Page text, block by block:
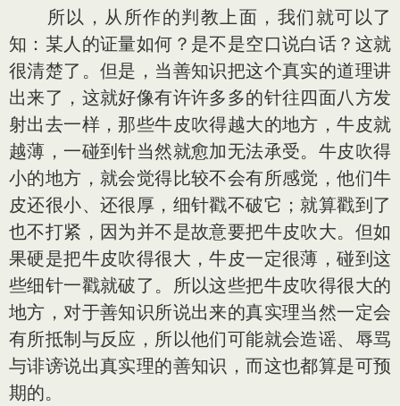
所以，从所作的判教上面，我们就可以了
知：某人的证量如何？是不是空口说白话？这就
很清楚了。但是，当善知识把这个真实的道理讲
出来了，这就好像有许许多多的针往四面八方发
射出去一样，那些牛皮吹得越大的地方，牛皮就
越薄，一碰到针当然就愈加无法承受。牛皮吹得
小的地方，就会觉得比较不会有所感觉，他们牛
皮还很小、还很厚，细针戳不破它；就算戳到了
也不打紧，因为并不是故意要把牛皮吹大。但如
果硬是把牛皮吹得很大，牛皮一定很薄，碰到这
些细针一戳就破了。所以这些把牛皮吹得很大的
地方，对于善知识所说出来的真实理当然一定会
有所抵制与反应，所以他们可能就会造谣、辱骂
与诽谤说出真实理的善知识，而这也都算是可预
期的。